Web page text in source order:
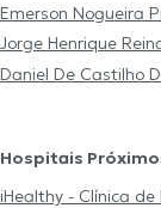
Emerson Nogueira
Jorge Henrique
Daniel De Castilho
Hospitais
iHealthy - Clínica